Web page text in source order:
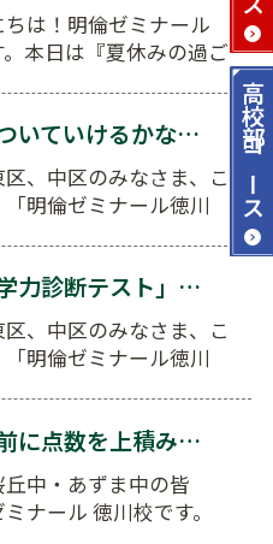
高校部
コース
は！明倫ゼミナール
本日は『夏休みの過ご
「授業についていけるかな？」という不安を、楽しみに…
、中区のみなさま、こ
明倫ゼミナール徳川
「小学生学力診断テスト」開催のお知らせ
、中区のみなさま、こ
明倫ゼミナール徳川
テスト直前に点数を上積みする！「3色ペンルール」を…
中・あずま中の皆
ナール 徳川校です。